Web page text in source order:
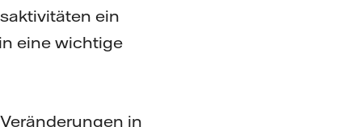
ein
eine wichtige
in